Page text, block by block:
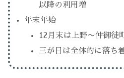
以降の利用増
年末年始
12月末は上野〜仲御徒
三が日は全体的に落ち